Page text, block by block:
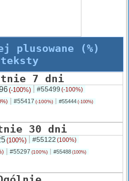
plusowane (%)
teksty
7 dni
(-100%) #55499 (-100%)
#55417 (-100%) #55444 (-100%)
30 dni
(100%) #55122 (100%)
#55297 (100%) #55488 (100%)